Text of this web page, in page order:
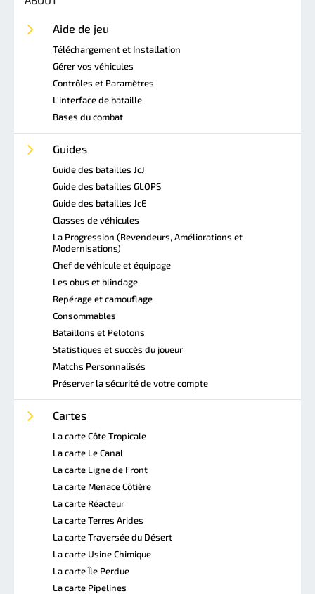
Aide de jeu
Téléchargement et Installation
Gérer vos véhicules
Contrôles et Paramètres
L'interface de bataille
Bases du combat
Guides
Guide des batailles JcJ
Guide des batailles GLOPS
Guide des batailles JcE
Classes de véhicules
La Progression (Revendeurs, Améliorations et
Modernisations)
Chef de véhicule et équipage
Les obus et blindage
Repérage et camouflage
Consommables
Bataillons et Pelotons
Statistiques et succès du joueur
Matchs Personnalisés
Préserver la sécurité de votre compte
Cartes
La carte Côte Tropicale
La carte Le Canal
La carte Ligne de Front
La carte Menace Côtière
La carte Réacteur
La carte Terres Arides
La carte Traversée du Désert
La carte Usine Chimique
La carte Île Perdue
La carte Pipelines